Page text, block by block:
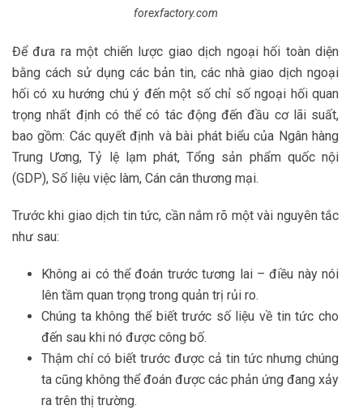
forexfactory.com
Để đưa ra một chiến lược giao dịch ngoại hối toàn diện
bằng cách sử dụng các bản tin, các nhà giao dịch ngoại
hối có xu hướng chú ý đến một số chỉ số ngoại hối quan
trọng nhất định có thể có tác động đến đầu cơ lãi suất,
bao gồm: Các quyết định và bài phát biểu của Ngân hàng
Trung Ương, Tỷ lệ lạm phát, Tổng sản phẩm quốc nội
(GDP), Số liệu việc làm, Cán cân thương mại.
Trước khi giao dịch tin tức, cần nắm rõ một vài nguyên tắc
như sau:
Không ai có thể đoán trước tương lai – điều này nói
lên tầm quan trọng trong quản trị rủi ro.
Chúng ta không thể biết trước số liệu về tin tức cho
đến sau khi nó được công bố.
Thậm chí có biết trước được cả tin tức nhưng chúng
ta cũng không thể đoán được các phản ứng đang xảy
ra trên thị trường.